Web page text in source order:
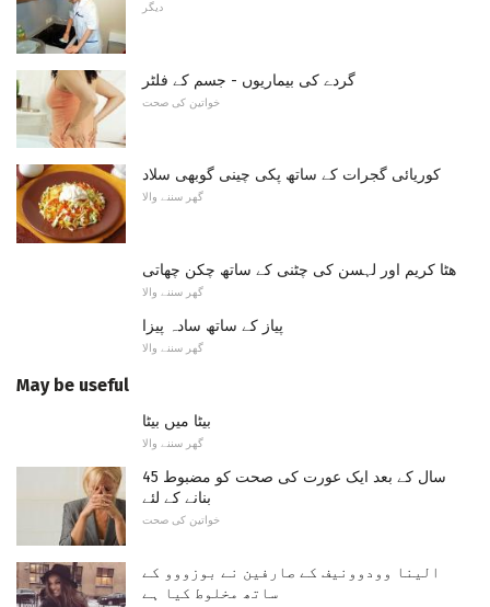
دیگر
گردے کی بیماریوں - جسم کے فلٹر
خواتین کی صحت
کوریائی گجرات کے ساتھ پکی چینی گوبھی سلاد
گھر سننے والا
ھٹا کریم اور لہسن کی چٹنی کے ساتھ چکن چھاتی
گھر سننے والا
پیاز کے ساتھ سادہ پیزا
گھر سننے والا
May be useful
بیٹا میں بیٹا
گھر سننے والا
45 سال کے بعد ایک عورت کی صحت کو مضبوط
بنانے کے لئے
خواتین کی صحت
الینا وودوونیف کے صارفین نے بوزووو کے
ساتھ مخلوط کیا ہے